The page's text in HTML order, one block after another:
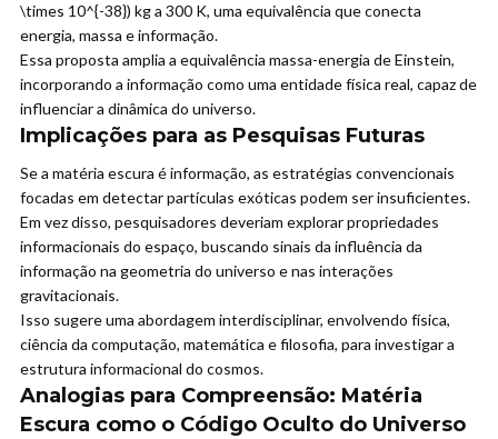
\times 10^{-38}) kg a 300 K, uma equivalência que conecta
energia, massa e informação.
Essa proposta amplia a equivalência massa-energia de Einstein,
incorporando a informação como uma entidade física real, capaz de
influenciar a dinâmica do universo.
Implicações para as Pesquisas Futuras
Se a matéria escura é informação, as estratégias convencionais
focadas em detectar partículas exóticas podem ser insuficientes.
Em vez disso, pesquisadores deveriam explorar propriedades
informacionais do espaço, buscando sinais da influência da
informação na geometria do universo e nas interações
gravitacionais.
Isso sugere uma abordagem interdisciplinar, envolvendo física,
ciência da computação, matemática e filosofia, para investigar a
estrutura informacional do cosmos.
Analogias para Compreensão: Matéria
Escura como o Código Oculto do Universo